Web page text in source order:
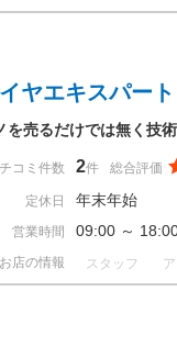
ヤエキスパー
を売るだけでは無く技
コミ件数 2件 総合評価
定休日 年末年始
営業時間 09:00 ～
お店の情報 スタッフ